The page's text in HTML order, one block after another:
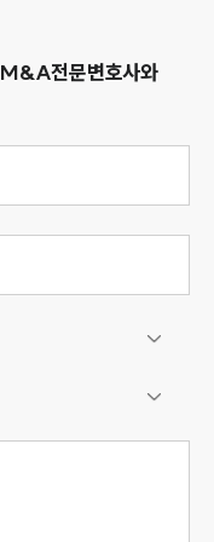
M&A전문변호사와